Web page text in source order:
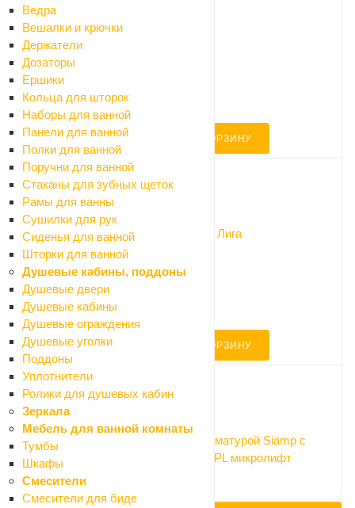
Ведра
Вешалки и крючки
Держатели
Дозаторы
Ершики
Кольца для шторок
Наборы для ванной
Панели для ванной
Полки для ванной
Поручни для ванной
Стаканы для зубных щеток
Рамы для ванны
Сушилки для рук
Сиденья для ванной
Шторки для ванной
Душевые кабины, поддоны
Душевые двери
Душевые кабины
Душевые ограждения
Душевые уголки
Поддоны
Уплотнители
Ролики для душевых кабин
Зеркала
Мебель для ванной комнаты
Тумбы
Шкафы
Смесители
Смесители для биде
постаментом
Много
Арт.: комплект (Анимо 50)
4 770 ₽
5 300 ₽
-10%
Экономия 530 ₽
В КОРЗИНУ
Код: 055161
Крышка на унитаз Santek дюропласт Лига
Мало
2 835 ₽
3 150 ₽
-10%
Экономия 315 ₽
В КОРЗИНУ
Код: 047761
Унитаз с бачком Santek АНИМО с арматурой Siamp с
двойным спуском и сиденьем DUROPL микролифт
Нет в наличии
Арт.: 1WH302137